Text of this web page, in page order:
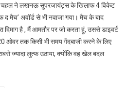
चहल ने लखनऊ सुपरजायंट्स के खिलाफ 4 विकेट
अवॉर्ड से भी नवाजा गया। मैच के बाद
दिमाग है , मैं आमतौर पर जो करता हूं, उससे डाइवर्ट
ओवर तक किसी भी समय गेंदबाजी करने के लिए
ज्यादा लुत्फ उठाया, क्योंकि वह खेल बदल